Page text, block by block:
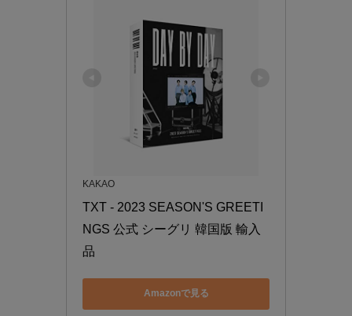
KAKAO
TXT - 2023 SEASON'S GREETI
NGS 公式 シーグリ 韓国版 輸入
品
Amazonで見る